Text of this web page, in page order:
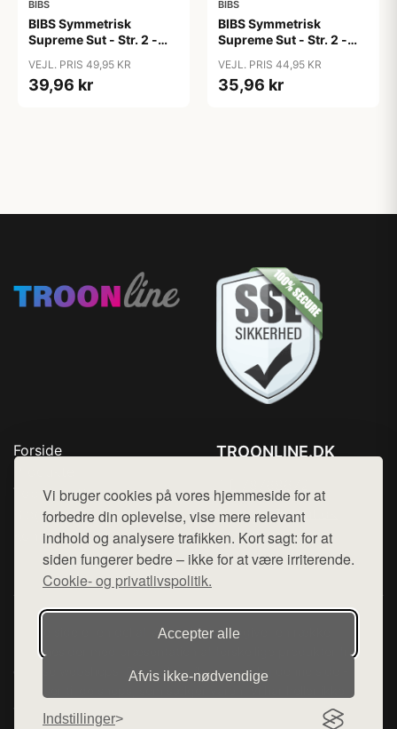
Vi bruger cookies på vores hjemmeside for at
forbedre din oplevelse, vise mere relevant
indhold og analysere trafikken. Kort sagt: for at
siden fungerer bedre – ikke for at være irriterende.
Cookie- og privatlivspolitik.
Accepter alle
Afvis ikke‑nødvendige
Indstillinger
BIBS
BIBS Symmetrisk
Supreme Sut - Str. 2 -
Vanilla
VEJL. PRIS 49,95 KR
39,96 kr
BIBS
BIBS Symmetrisk
Supreme Sut - Str. 2 -
VEJL. PRIS 44,95 KR
35,96 kr
Forside
Top Rabatter
Blog
Kontakt
TROONLINE.DK
Mail: hej@want.dk
Cookie- og privatlivspolitik
Denne side er en del af want.dk, der udgiver en række
hjemmesider med præsentation af forskellige produkter fra
diverse webshops. Der sælges ikke varer fra denne side - vi
henviser til de shops, som sælger varen. Vi har heller ikke
varerne på lager.